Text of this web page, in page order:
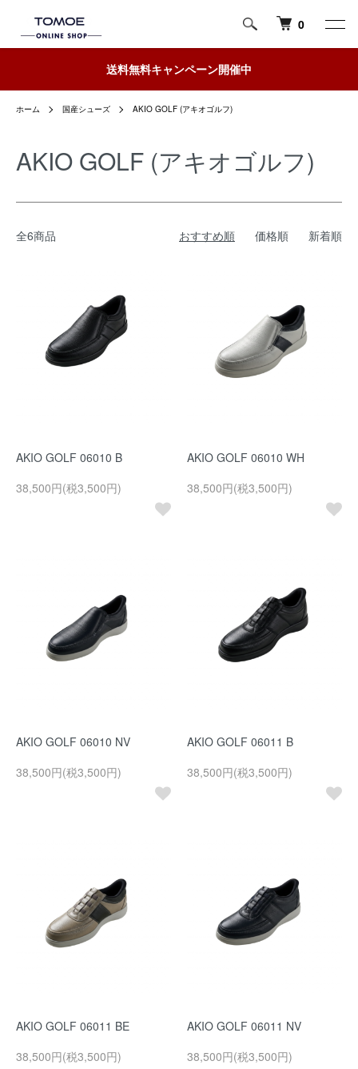
0
送料無料キャンペーン開催中
ホーム 国産シューズ AKIO GOLF (アキオゴルフ)
AKIO GOLF (アキオゴルフ)
全6商品 おすすめ順 価格順 新着順
AKIO GOLF 06010 B
38,500円(税3,500円)
AKIO GOLF 06010 WH
38,500円(税3,500円)
AKIO GOLF 06010 NV
38,500円(税3,500円)
AKIO GOLF 06011 B
38,500円(税3,500円)
AKIO GOLF 06011 BE
38,500円(税3,500円)
AKIO GOLF 06011 NV
38,500円(税3,500円)